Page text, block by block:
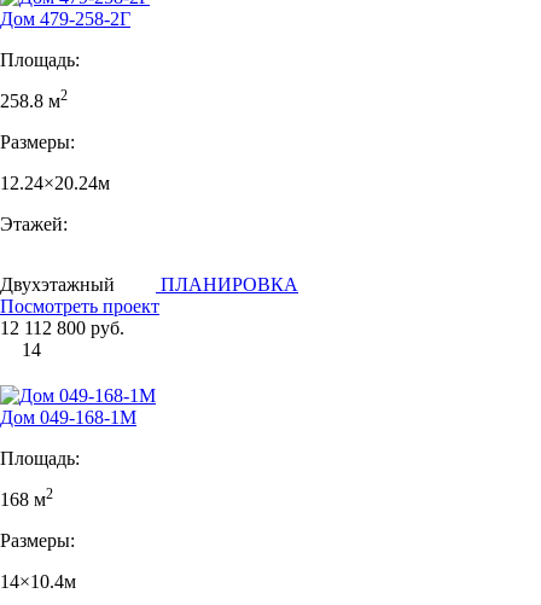
Дом 479-258-2Г
Площадь:
258.8 м2
Размеры:
12.24×20.24м
Этажей:
Двухэтажный
ПЛАНИРОВКА
Посмотреть проект
12 112 800 руб.
14
Дом 049-168-1М
Площадь:
168 м2
Размеры:
14×10.4м